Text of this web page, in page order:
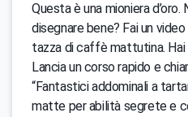
Questa è una mioniera
disegnare bene? Fai un
tazza di caffè mattutina.
Lancia un corso rapido e
“Fantastici addominali a
matte per abilità segrete e